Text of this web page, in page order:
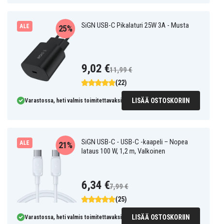
ALE SiGN USB-C Pikalaturi 25W 3A - Musta
(22)
25%
9,02 €11,99 €
Varastossa, heti valmis toimitettavaksi LISÄÄ OSTOSKORIIN
ALE
SiGN USB-C - USB-C -kaapeli – Nopea
lataus 100 W, 1,2 m, Valkoinen
(25)
21%
6,34 €7,99 €
Varastossa, heti valmis toimitettavaksi LISÄÄ OSTOSKORIIN